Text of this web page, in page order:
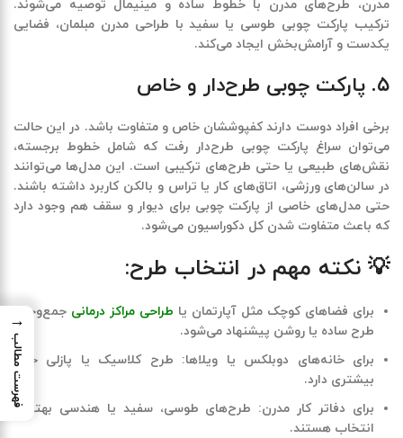
مدرن، طرح‌های مدرن با خطوط ساده و مینیمال توصیه می‌شوند.
ترکیب پارکت چوبی طوسی یا سفید با طراحی مدرن مبلمان، فضایی
یکدست و آرامش‌بخش ایجاد می‌کند.
۵. پارکت چوبی طرح‌دار و خاص
برخی افراد دوست دارند کفپوششان خاص و متفاوت باشد. در این حالت
می‌توان سراغ پارکت چوبی طرح‌دار رفت که شامل خطوط برجسته،
نقش‌های طبیعی یا حتی طرح‌های ترکیبی است. این مدل‌ها می‌توانند
در سالن‌های ورزشی، اتاق‌های کار یا تراس و بالکن کاربرد داشته باشند.
حتی مدل‌های خاصی از پارکت چوبی برای دیوار و سقف هم وجود دارد
که باعث متفاوت شدن کل دکوراسیون می‌شود.
💡 نکته مهم در انتخاب طرح:
برای فضاهای کوچک مثل آپارتمان یا طراحی مراکز درمانی جمع‌وجور:
طرح ساده یا روشن پیشنهاد می‌شود.
برای خانه‌های دوبلکس یا ویلاها: طرح کلاسیک یا پازلی جلوه
بیشتری دارد.
برای دفاتر کار مدرن: طرح‌های طوسی، سفید یا هندسی بهترین
انتخاب هستند.
→
فهرست مطالب